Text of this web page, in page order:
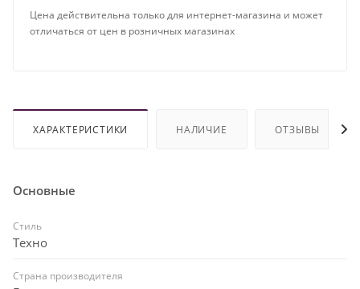
Цена действительна только для интернет-магазина и может
отличаться от цен в розничных магазинах
ХАРАКТЕРИСТИКИ НАЛИЧИЕ ОТЗЫВЫ
Основные
Стиль
Техно
Страна производителя